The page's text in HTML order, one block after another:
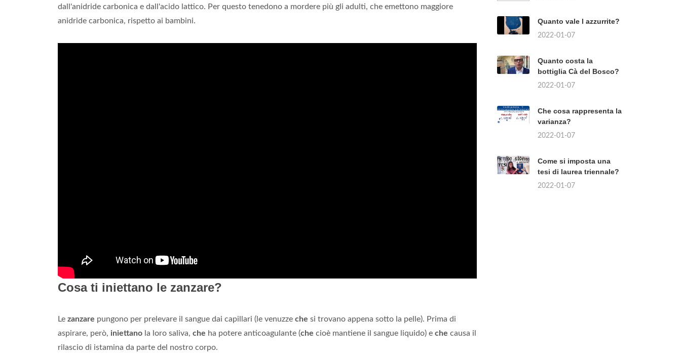
dall'anidride carbonica e dall'acido lattico. Per questo tenedono a mordere più gli adulti, che emettono maggiore
anidride carbonica, rispetto ai bambini.
Cosa ti iniettano le zanzare?
Le zanzare pungono per prelevare il sangue dai capillari (le venuzze che si trovano appena sotto la pelle). Prima di
aspirare, però, iniettano la loro saliva, che ha potere anticoagulante (che cioè mantiene il sangue liquido) e che causa il
rilascio di istamina da parte del nostro corpo.
Quanto vale l azzurrite?
2022-01-07
Quanto costa la
bottiglia Cà del Bosco?
2022-01-07
Che cosa rappresenta la
varianza?
2022-01-07
Come si imposta una
tesi di laurea triennale?
2022-01-07